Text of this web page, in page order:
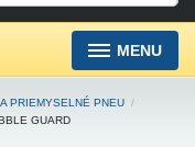
MENU
PRIEMYSELNÉ PNEU /
GUARD